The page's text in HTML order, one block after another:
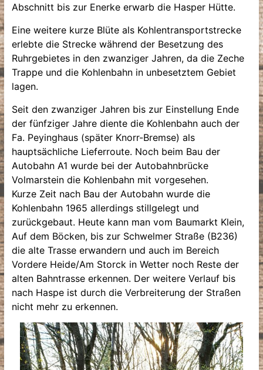
Abschnitt bis zur Enerke erwarb die Hasper Hütte.
Eine weitere kurze Blüte als Kohlentransportstrecke
erlebte die Strecke während der Besetzung des
Ruhrgebietes in den zwanziger Jahren, da die Zeche
Trappe und die Kohlenbahn in unbesetztem Gebiet
lagen.
Seit den zwanziger Jahren bis zur Einstellung Ende
der fünfziger Jahre diente die Kohlenbahn auch der
Fa. Peyinghaus (später Knorr-Bremse) als
hauptsächliche Lieferroute. Noch beim Bau der
Autobahn A1 wurde bei der Autobahnbrücke
Volmarstein die Kohlenbahn mit vorgesehen.
Kurze Zeit nach Bau der Autobahn wurde die
Kohlenbahn 1965 allerdings stillgelegt und
zurückgebaut. Heute kann man vom Baumarkt Klein,
Auf dem Böcken, bis zur Schwelmer Straße (B236)
die alte Trasse erwandern und auch im Bereich
Vordere Heide/Am Storck in Wetter noch Reste der
alten Bahntrasse erkennen. Der weitere Verlauf bis
nach Haspe ist durch die Verbreiterung der Straßen
nicht mehr zu erkennen.